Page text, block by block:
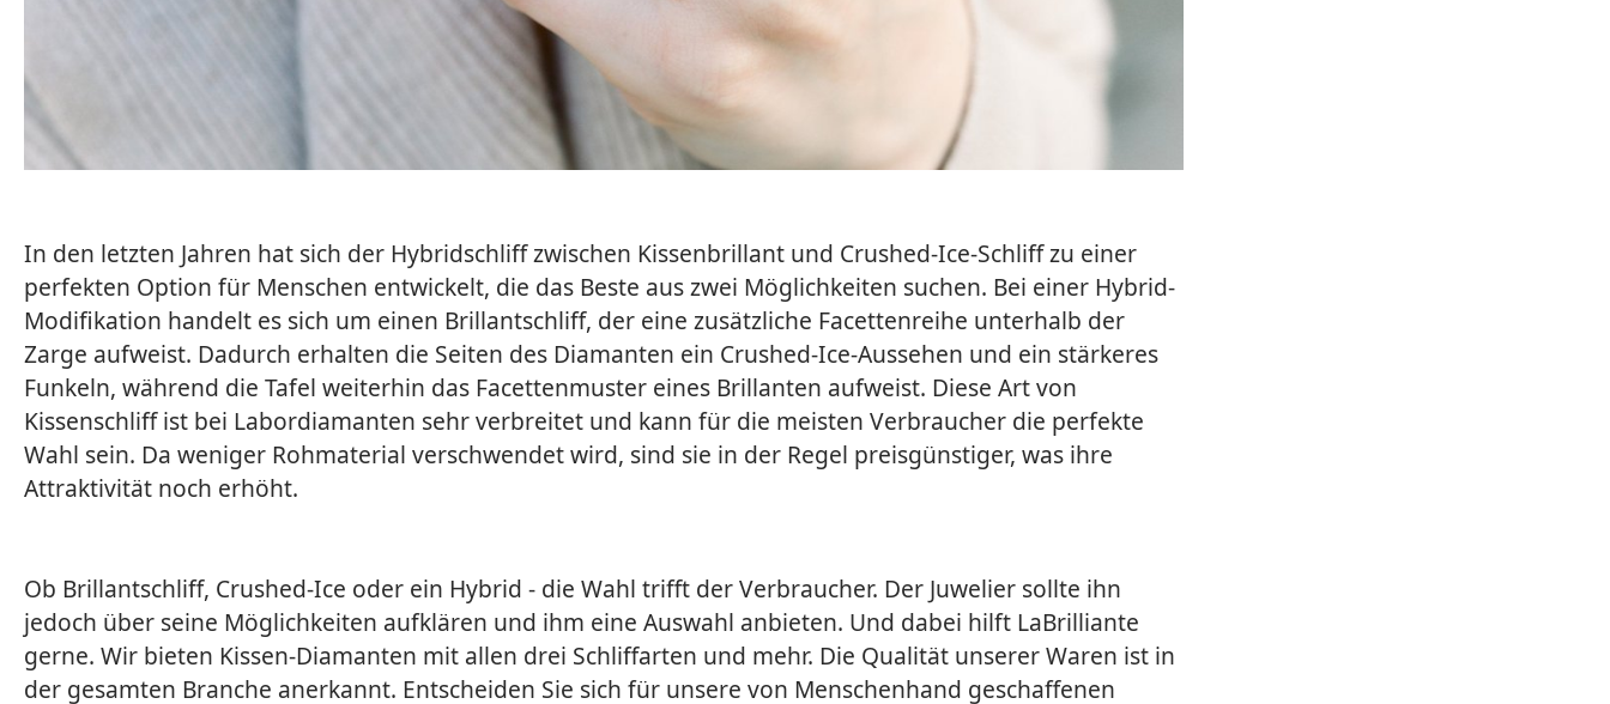
In den letzten Jahren hat sich der Hybridschliff zwischen Kissenbrillant und Crushed-Ice-Schliff zu einer
perfekten Option für Menschen entwickelt, die das Beste aus zwei Möglichkeiten suchen. Bei einer Hybrid-
Modifikation handelt es sich um einen Brillantschliff, der eine zusätzliche Facettenreihe unterhalb der
Zarge aufweist. Dadurch erhalten die Seiten des Diamanten ein Crushed-Ice-Aussehen und ein stärkeres
Funkeln, während die Tafel weiterhin das Facettenmuster eines Brillanten aufweist. Diese Art von
Kissenschliff ist bei Labordiamanten sehr verbreitet und kann für die meisten Verbraucher die perfekte
Wahl sein. Da weniger Rohmaterial verschwendet wird, sind sie in der Regel preisgünstiger, was ihre
Attraktivität noch erhöht.
Ob Brillantschliff, Crushed-Ice oder ein Hybrid - die Wahl trifft der Verbraucher. Der Juwelier sollte ihn
jedoch über seine Möglichkeiten aufklären und ihm eine Auswahl anbieten. Und dabei hilft LaBrilliante
gerne. Wir bieten Kissen-Diamanten mit allen drei Schliffarten und mehr. Die Qualität unserer Waren ist in
der gesamten Branche anerkannt. Entscheiden Sie sich für unsere von Menschenhand geschaffenen